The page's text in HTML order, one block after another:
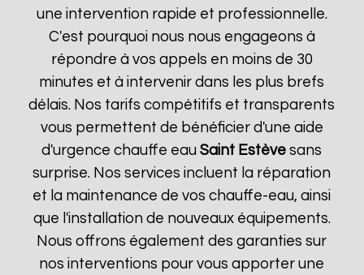
une intervention rapide et professionnelle.
C'est pourquoi nous nous engageons à
répondre à vos appels en moins de 30
minutes et à intervenir dans les plus brefs
délais. Nos tarifs compétitifs et transparents
vous permettent de bénéficier d'une aide
d'urgence chauffe eauSaint Estève sans
surprise. Nos services incluent la réparation
et la maintenance de vos chauffe-eau, ainsi
que l'installation de nouveaux équipements.
Nous offrons également des garanties sur
nos interventions pour vous apporter une